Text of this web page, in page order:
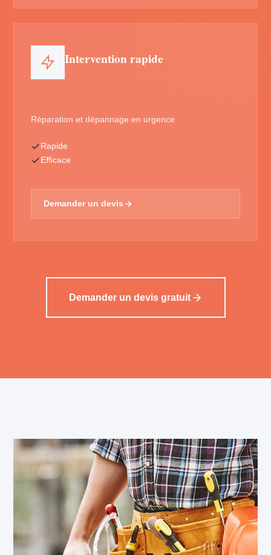
Intervention rapide
Réparation et dépannage en urgence
Rapide
Efficace
Demander un devis
Demander un devis gratuit